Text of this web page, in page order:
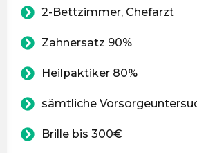
2-Bettzimmer, Chefarzt
Zahnersatz 90%
Heilpaktiker 80%
sämtliche
Brille bis 300€